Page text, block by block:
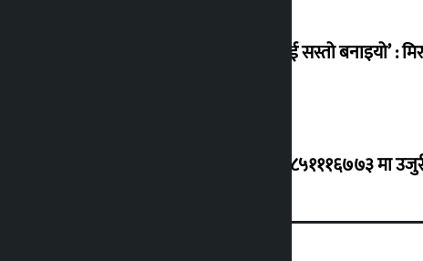
‘सानो घटनामा पनि सडकमा उतारेर सेनालाई सस्तो बनाइयो’ :
ग्यासको कृत्रिम अभाव र कालोबजारी भए ९८५१११६७७३ मा